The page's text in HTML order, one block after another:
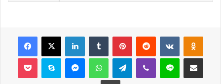
Facebook
X LinkedInTumblr PinterestReddit VKontakte
Pocket Skype MessengerWhatsAppTelegramViber Line E-Posta ile
Yazdır